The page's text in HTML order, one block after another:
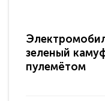
зеленый
пулемётом